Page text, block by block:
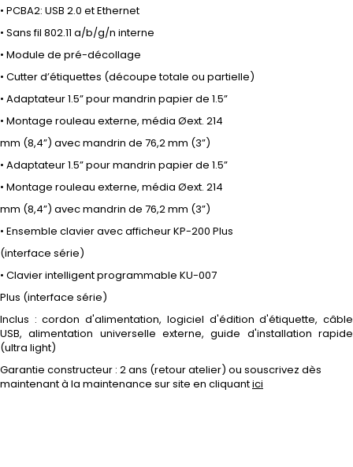
• PCBA2: USB 2.0 et Ethernet
• Sans fil 802.11 a/b/g/n interne
• Module de pré-décollage
• Cutter d’étiquettes (découpe totale ou partielle)
• Adaptateur 1.5” pour mandrin papier de 1.5”
• Montage rouleau externe, média Øext. 214
mm (8,4”) avec mandrin de 76,2 mm (3”)
• Adaptateur 1.5” pour mandrin papier de 1.5”
• Montage rouleau externe, média Øext. 214
mm (8,4”) avec mandrin de 76,2 mm (3”)
• Ensemble clavier avec afficheur KP-200 Plus
(interface série)
• Clavier intelligent programmable KU-007
Plus (interface série)
Inclus : cordon d'alimentation, logiciel d'édition d'étiquette, câble
USB, alimentation universelle externe, guide d'installation rapide
(ultra light)
Garantie constructeur : 2 ans (retour atelier) ou souscrivez dès
maintenant à la maintenance sur site en cliquantici